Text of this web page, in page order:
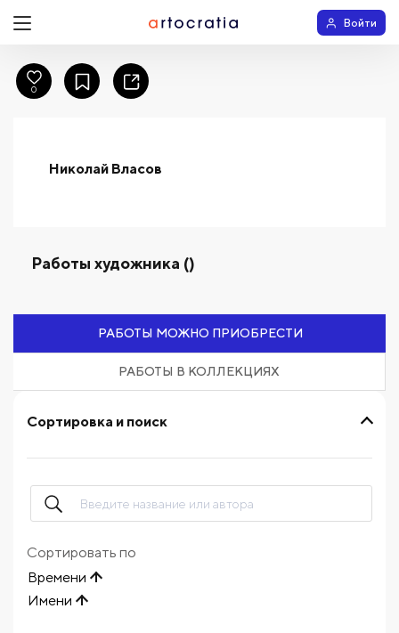
Войти
Николай Власов
Работы художника ()
РАБОТЫ МОЖНО ПРИОБРЕСТИ
РАБОТЫ В КОЛЛЕКЦИЯХ
Сортировка и поиск
Сортировать по
Времени
Имени
0